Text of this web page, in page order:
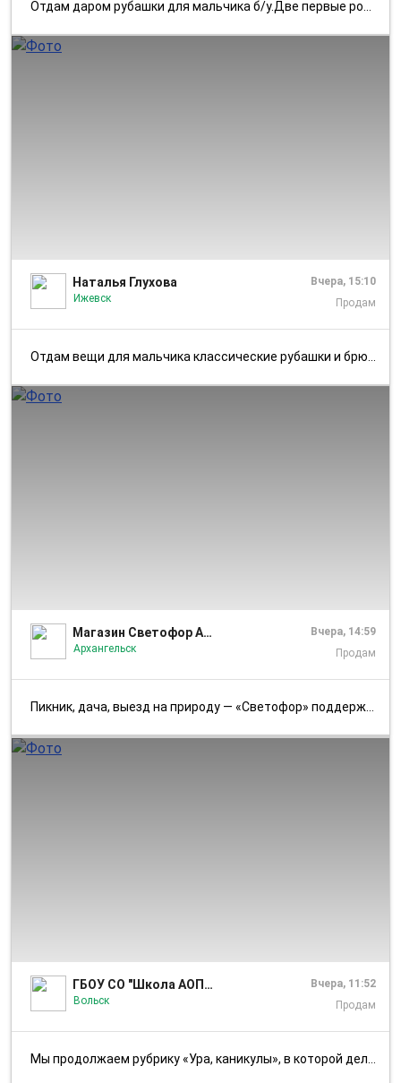
Отдам даром рубашки для мальчика б/у.Две первые рост122-130см, последн...
Наталья Глухова
Ижевск
Вчера, 15:10
Продам
Отдам вещи для мальчика классические рубашки и брюки. Б/у рост 158-164...
Магазин Светофор Архангельск Никольский проспект
Архангельск
Вчера, 14:59
Продам
Пикник, дача, выезд на природу — «Светофор» поддержит любую идею! Шир...
ГБОУ СО "Школа АОП №14 г.Вольска"
Вольск
Вчера, 11:52
Продам
Мы продолжаем рубрику «Ура, каникулы», в которой делимся летними фото ...